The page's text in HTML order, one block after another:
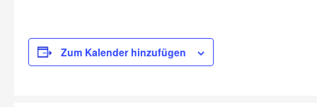
Zum Kalender hinzufügen